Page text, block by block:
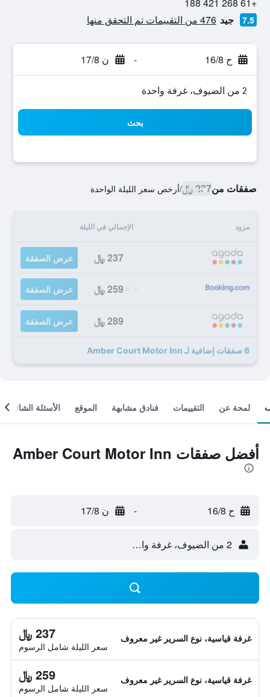
7.5 جيد 476 من التقييمات تم التحقق منها
ح 16/8 - ن 17/8
2 من الضيوف، غرفة واحدة
بحث
صفقات من237 ﷼ /أرخص سعر الليلة الواحدة
مزود الإجمالي في الليلة
237 ﷼ عرض الصفقة
259 ﷼ عرض الصفقة
289 ﷼ عرض الصفقة
6 صفقات إضافية لـ Amber Court Motor Inn
لمحة عن التقييمات فنادق مشابهة الموقع الأسئلة الشائعة
أفضل صفقات Amber Court Motor Inn
ح 16/8 - ن 17/8
2 من الضيوف، غرفة واحدة
غرفة قياسية، نوع السرير غير معروف 237 ﷼
سعر الليلة شامل الرسوم
غرفة قياسية، نوع السرير غير معروف 259 ﷼
سعر الليلة شامل الرسوم